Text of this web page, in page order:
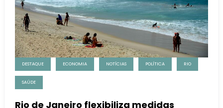
DESTAQUE ECONOMIA NOTÍCIAS POLÍTICA RIO
SAÚDE
Rio de Janeiro flexibiliza medidas